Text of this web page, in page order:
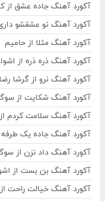
آکورد آهنگ جاده عشق از
آکورد آهنگ تو عشقشو
آکورد آهنگ مثلا از حامیم
آکورد آهنگ ذره ذره از
آکورد آهنگ نرو از گرشا
آکورد آهنگ شکایت از
آکورد آهنگ سلامت کردم
آکورد آهنگ جاده یک
آکورد آهنگ داد نزن از
آکورد آهنگ بن بست از
آکورد آهنگ خیالت راحت